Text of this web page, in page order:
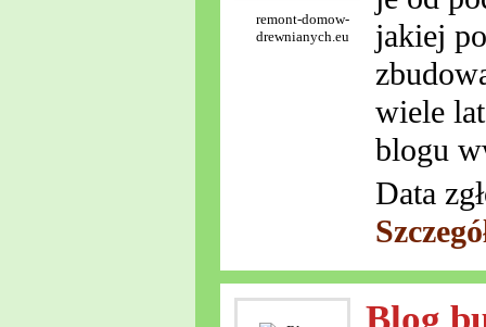
remont-domow-
drewnianych.eu
jakiej
wiele
blogu
Data